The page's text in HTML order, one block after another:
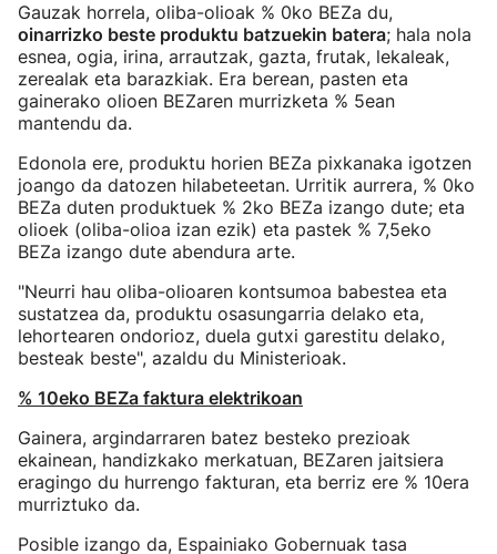
Gauzak horrela, oliba-olioak % 0ko BEZa du,
oinarrizko beste produktu batzuekin batera; hala nola
esnea, ogia, irina, arrautzak, gazta, frutak, lekaleak,
zerealak eta barazkiak. Era berean, pasten eta
gainerako olioen BEZaren murrizketa % 5ean
mantendu da.
Edonola ere, produktu horien BEZa pixkanaka igotzen
joango da datozen hilabeteetan. Urritik aurrera, % 0ko
BEZa duten produktuek % 2ko BEZa izango dute; eta
olioek (oliba-olioa izan ezik) eta pastek % 7,5eko
BEZa izango dute abendura arte.
"Neurri hau oliba-olioaren kontsumoa babestea eta
sustatzea da, produktu osasungarria delako eta,
lehortearen ondorioz, duela gutxi garestitu delako,
besteak beste", azaldu du Ministerioak.
% 10eko BEZa faktura elektrikoan
Gainera, argindarraren batez besteko prezioak
ekainean, handizkako merkatuan, BEZaren jaitsiera
eragingo du hurrengo fakturan, eta berriz ere % 10era
murriztuko da.
Posible izango da, Espainiako Gobernuak tasa